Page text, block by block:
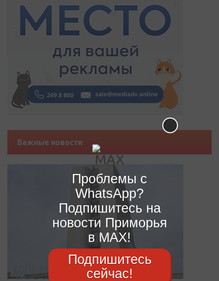
Важные новости
Проблемы с
WhatsApp?
Подпишитесь на
новости Приморья
в MAX!
Подпишитесь
сейчас!